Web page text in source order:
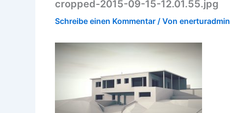
cropped-2015-09-15-12.01.55.jpg
Schreibe einen Kommentar / Von enerturadmin